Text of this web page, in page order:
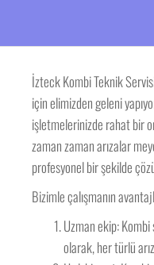
İzteck Kombi Teknik
için elimizden geleni
işletmelerinizde rahat bir
zaman zaman arızalar
profesyonel bir şekilde
Bizimle çalışmanın
Uzman ekip:
olarak, her türlü